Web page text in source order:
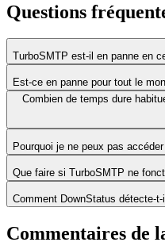
Questions
TurboSMTP est-il en panne en
Est-ce en panne pour tout le
Combien de temps dure
Pourquoi je ne peux pas
Que faire si TurboSMTP ne
Comment DownStatus détecte-
Commentaires de